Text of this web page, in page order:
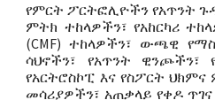
የምርት ፖርትፎሊዮችን የአጥንት
ምትክ ተከላዎችን፣ የአከርካሪ
(CMF) ተከላዎችን፣ ውጫዊ
ሳህኖችን፣ የአጥንት
የአርትሮስኮፒ እና የስፖርት
መሳሪያዎችን፣ አጠቃላይ የቀዶ